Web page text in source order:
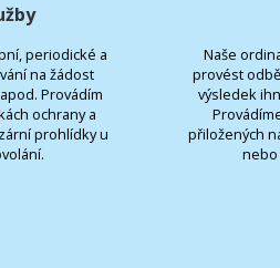
periodické a
na žádost
Provádím
ochrany a
prohlídky u
Naše
provést
výsledek
přiložených
nebo